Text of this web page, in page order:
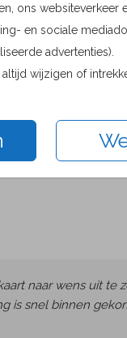
ons websiteverkeer
en sociale
advertenties).
wijzigen of
naar wens uit te
is snel binnen